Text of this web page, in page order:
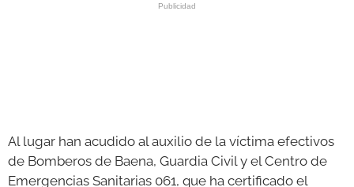
Al lugar han acudido al auxilio de la víctima efectivos
de Bomberos de Baena, Guardia Civil y el Centro de
Emergencias Sanitarias 061, que ha certificado el